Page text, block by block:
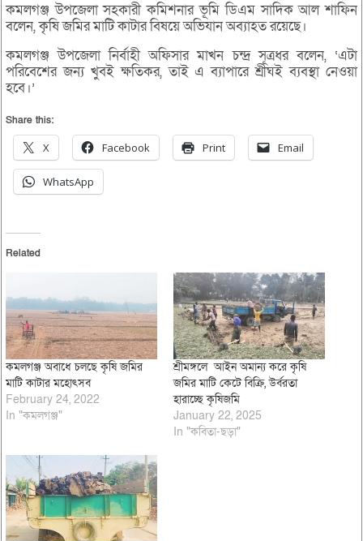
কমলগঞ্জ উপজেলা সহকারী কমিশনার ভূমি ডিএম সাদিক আল শাফিন
বলেন, কৃষি জমির মাটি কাটার বিষয়ে অভিযান অব্যাহত রয়েছে।
কমলগঞ্জ উপজেলা নির্বাহী অফিসার মাখন চন্দ্র সূত্রধর বলেন, ‘এটা
পরিবেশের জন্য খুবই ক্ষতিকর, তাই এ ব্যাপারে শ্রীঘই ব্যবস্থা নেওয়া
হবে।’
Share this:
X Facebook Print Email
WhatsApp
Related
কমলগঞ্জ অবাধে চলছে কৃষি জমির
মাটি কাটার মহোৎসব
February 24, 2022
In "কমলগঞ্জ"
শ্রীমঙ্গলে আইন অমান্য করে কৃষি
জমির মাটি কেটে বিক্রি, উর্বরতা
হারাচ্ছে কৃষিজমি
January 22, 2025
In "কবিতা-ছড়া"